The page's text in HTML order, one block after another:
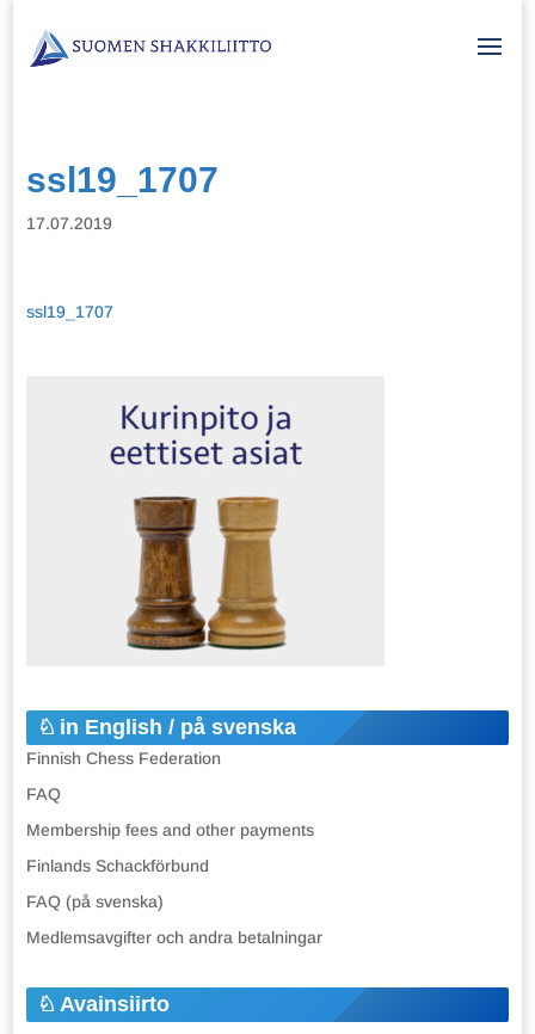
ssl19_1707
17.07.2019
ssl19_1707
in English / på svenska
Finnish Chess Federation
FAQ
Membership fees and other payments
Finlands Schackförbund
FAQ (på svenska)
Medlemsavgifter och andra betalningar
Avainsiirto